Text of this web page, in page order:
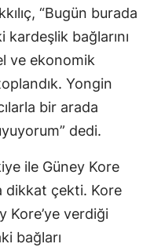
“Bugün burada
kardeşlik bağlarını
ve ekonomik
Yongin
bir arada
dedi.
ile Güney Kore
dikkat çekti. Kore
Kore’ye verdiği
bağları